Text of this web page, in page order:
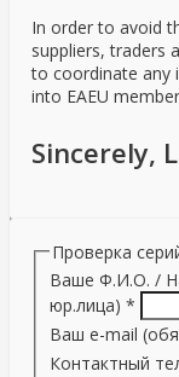
In order to avoid
suppliers, traders
to coordinate any
into EAEU
Sincerely,
Проверка
Ваше Ф.И.О. /
юр.лица) *
Ваш e-mail
Контактный